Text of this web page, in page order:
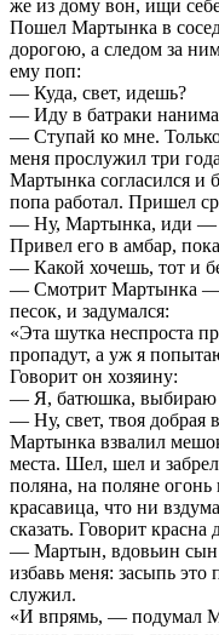
же из дому вон, ищи
Пошел Мартынка в
дорогою, а следом за
ему поп:
— Куда, свет, идешь?
— Иду в батраки
— Ступай ко мне. Только
меня прослужил три
Мартынка согласился и
попа работал. Пришел
— Ну, Мартынка, иди —
Привел его в амбар,
— Какой хочешь, тот и
— Смотрит Мартынка —
песок, и задумался:
«Эта шутка неспроста
пропадут, а уж я
Говорит он хозяину:
— Я, батюшка, выбираю
— Ну, свет, твоя добрая
Мартынка взвалил
места. Шел, шел и
поляна, на поляне огонь
красавица, что ни
сказать. Говорит красна
— Мартын, вдовьин сын!
избавь меня: засыпь это
служил.
«И впрямь, — подумал